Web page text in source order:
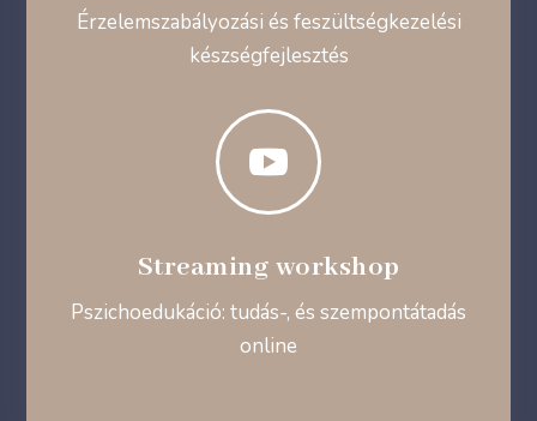
Érzelemszabályozási és feszültségkezelési
készségfejlesztés

Streaming workshop
Pszichoedukáció: tudás-, és szempontátadás
online